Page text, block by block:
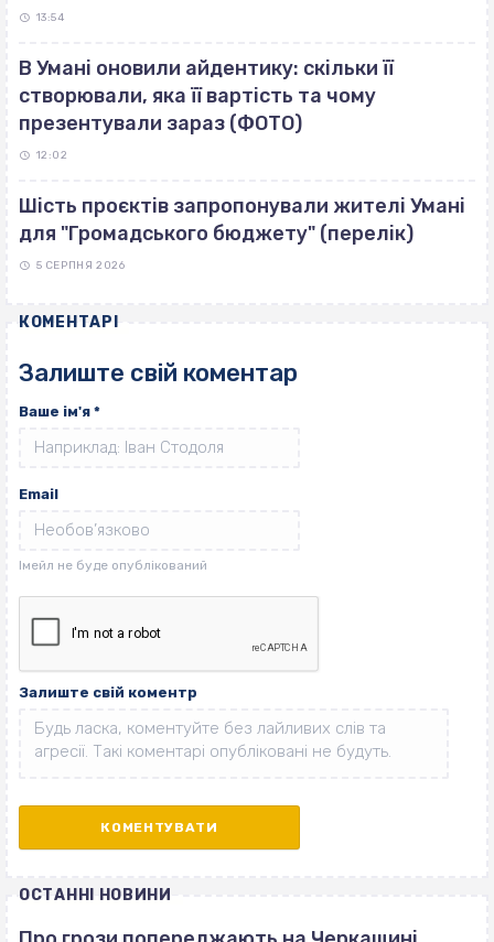
13:54
В Умані оновили айдентику: скільки її
створювали, яка її вартість та чому
презентували зараз (ФОТО)
12:02
Шість проєктів запропонували жителі Умані
для "Громадського бюджету" (перелік)
5 СЕРПНЯ 2026
КОМЕНТАРІ
Залиште свій коментар
Ваше ім'я *
Email
Залиште свій коментр
ОСТАННІ НОВИНИ